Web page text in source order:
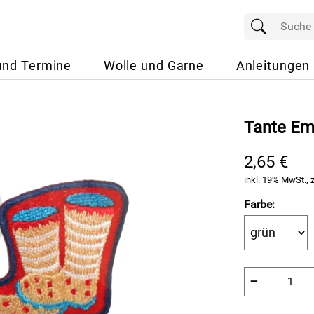
Termine Wolle und Garne Anleitungen
Tante
2,65 €
inkl. 19% MwSt.,
Farbe:
−